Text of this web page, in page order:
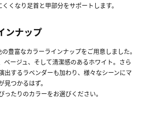
くなり足首と甲部分をサポートします。
ンナップ
豊富なカラーラインナップをご用意しました。
ベージュ、そして清潔感のあるホワイト。さら
出するラベンダーも加わり、様々なシーンにマ
つかるはず。
たりのカラーをお選びください。